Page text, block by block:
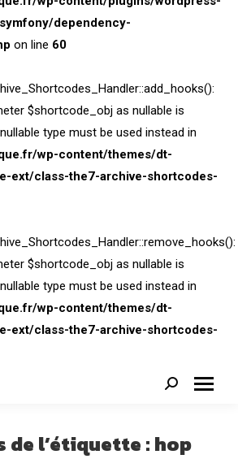
dependency-
on line 60
$shortcode_obj as nullable is
type must be used instead in
wp-content/themes/dt-
ext/class-the7-archive-shortcodes-
$shortcode_obj as nullable is
type must be used instead in
wp-content/themes/dt-
ext/class-the7-archive-shortcodes-
Search:
de l’étiquette : hop